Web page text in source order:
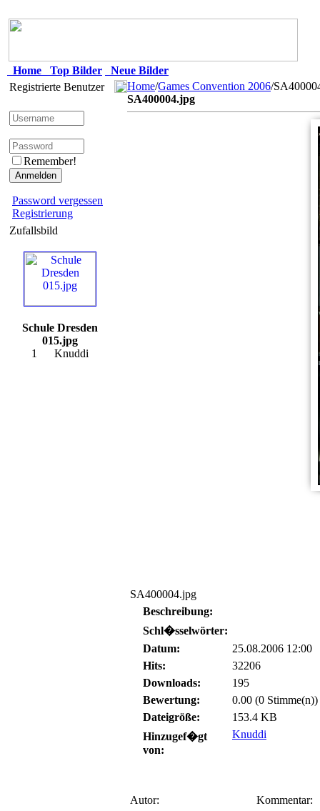
Home Top Bilder
Neue Bilder
Registrierte Benutzer
Remember!
Password vergessen
Registrierung
Zufallsbild
Schule Dresden
015.jpg
1 Knuddi
Home/Games Convention 2006/
SA400004.jpg
SA400004.jpg
Beschreibung:
Schl�sselwörter:
Datum:
25.08.2006 12:00
Hits:
32206
Downloads:
195
Bewertung:
0.00 (0 Stimme(n))
Dateigröße:
153.4 KB
Hinzugef�gt
von:
Knuddi
Autor:
Kommentar: